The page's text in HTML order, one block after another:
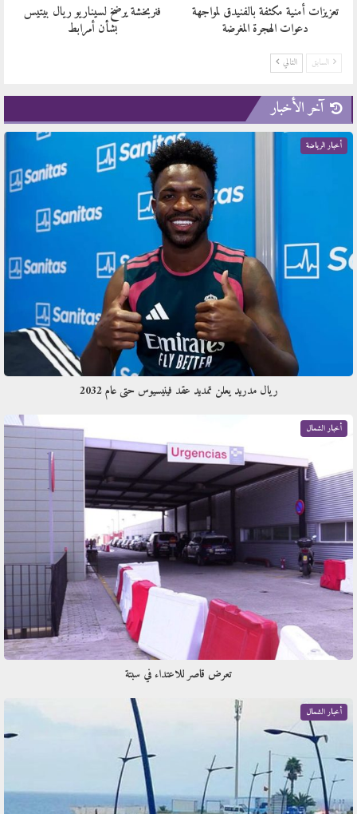
تعزيزات أمنية مكثفة بالفنيدق لمواجهة
دعوات الهجرة المغرضة
فنربخشة يرضخ لسيناريو ريال بيتيس
بشأن أمرابط
السابق التالي
آخر الأخبار
أخبار الرياضة
ريال مدريد يعلن تمديد عقد فينيسيوس حتى عام 2032
أخبار الشمال
تعرض قاصر للاعتداء في سبتة
أخبار الشمال